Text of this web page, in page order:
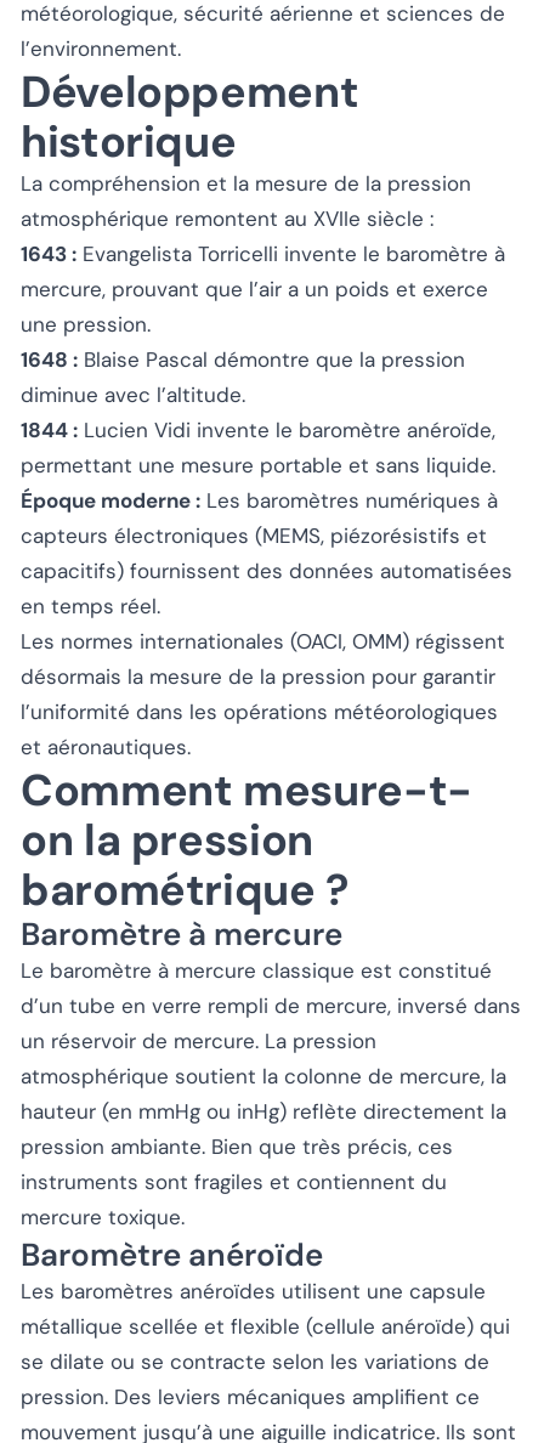
météorologique, sécurité aérienne et sciences de
l’environnement.
Développement
historique
La compréhension et la mesure de la pression
atmosphérique remontent au XVIIe siècle :
1643 : Evangelista Torricelli invente le baromètre à
mercure, prouvant que l’air a un poids et exerce
une pression.
1648 : Blaise Pascal démontre que la pression
diminue avec l’altitude.
1844 : Lucien Vidi invente le baromètre anéroïde,
permettant une mesure portable et sans liquide.
Époque moderne : Les baromètres numériques à
capteurs électroniques (MEMS, piézorésistifs et
capacitifs) fournissent des données automatisées
en temps réel.
Les normes internationales (OACI, OMM) régissent
désormais la mesure de la pression pour garantir
l’uniformité dans les opérations météorologiques
et aéronautiques.
Comment mesure-t-
on la pression
barométrique ?
Baromètre à mercure
Le baromètre à mercure classique est constitué
d’un tube en verre rempli de mercure, inversé dans
un réservoir de mercure. La pression
atmosphérique soutient la colonne de mercure, la
hauteur (en mmHg ou inHg) reflète directement la
pression ambiante. Bien que très précis, ces
instruments sont fragiles et contiennent du
mercure toxique.
Baromètre anéroïde
Les baromètres anéroïdes utilisent une capsule
métallique scellée et flexible (cellule anéroïde) qui
se dilate ou se contracte selon les variations de
pression. Des leviers mécaniques amplifient ce
mouvement jusqu’à une aiguille indicatrice. Ils sont